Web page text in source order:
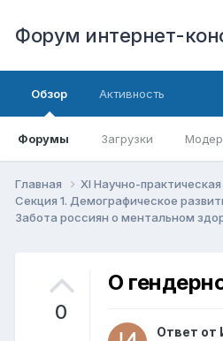
Форум интернет-
Обзор
Форумы Загрузки
Активность
Главная
XI Научно-
Секция 1. Демографическое
Забота россиян о ментальном
0
О
Ответ от